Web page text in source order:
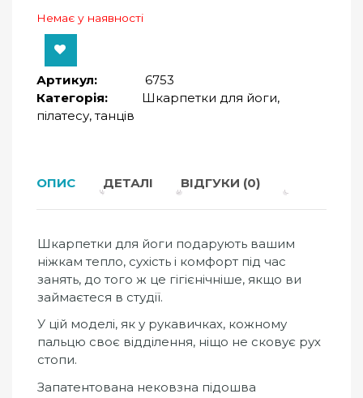
Немає у наявності
Артикул:
6753
Категорія:
Шкарпетки для йоги,
пілатесу, танців
ОПИС ДЕТАЛІ ВІДГУКИ (0)
Шкарпетки для йоги подарують вашим
ніжкам тепло, сухість і комфорт під час
занять, до того ж це гігієнічніше, якщо ви
займаєтеся в студії.
У цій моделі, як у рукавичках, кожному
пальцю своє відділення, ніщо не сковує рух
стопи.
Запатентована нековзна підошва